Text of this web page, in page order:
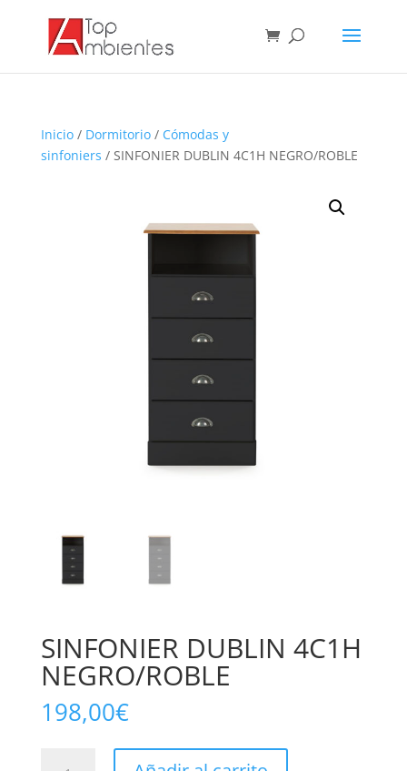
Inicio/ Dormitorio/ Cómodas y
sinfoniers / SINFONIER DUBLIN 4C1H NEGRO/ROBLE
SINFONIER DUBLIN 4C1H
NEGRO/ROBLE
198,00€